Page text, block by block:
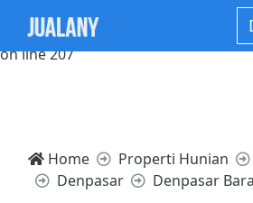
Notice: Trying to access array
/home/websiteden/public_html/
on line 207
Home Properti Hunian
Denpasar
Denpasar